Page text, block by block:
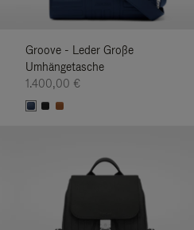
Groove - Leder Große
Umhängetasche
1.400,00 €